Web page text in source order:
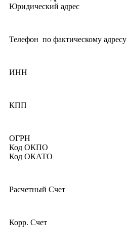
Юридический адрес
Телефон по фактическому адресу
ИНН
КПП
ОГРН
Код ОКПО
Код ОКАТО
Расчетный Счет
Корр. Счет